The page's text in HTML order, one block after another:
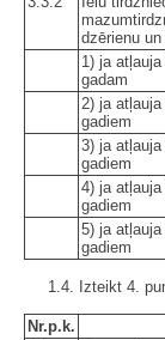
dzērienu
1) ja
gadam
2) ja
gadiem
3) ja
gadiem
4) ja
gadiem
5) ja
gadiem
1.4. Izteikt 4.
Nr.p.k.